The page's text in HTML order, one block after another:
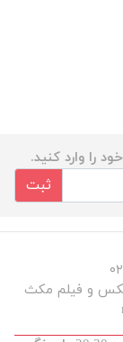
را وارد کنید.
ثبت